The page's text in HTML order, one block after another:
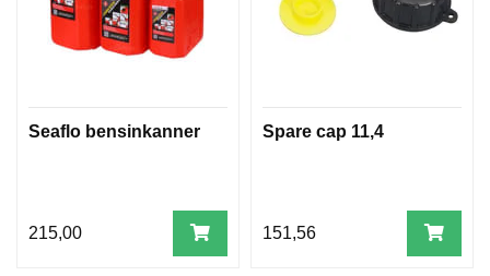
Seaflo bensinkanner
215,00
Spare cap 11,4
151,56